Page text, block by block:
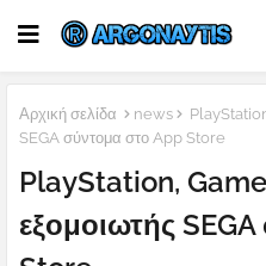
Αρχική σελίδα news
SEGA σύντομα στο App Store
PlayStation,
εξομοιωτής